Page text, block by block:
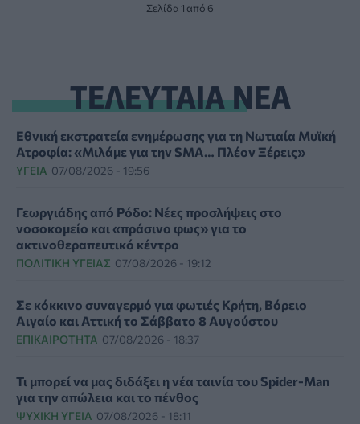
Σελίδα 1 από 6
ΤΕΛΕΥΤΑΙΑ ΝΕΑ
Εθνική εκστρατεία ενημέρωσης για τη Νωτιαία Μυϊκή
Ατροφία: «Μιλάμε για την SMA… Πλέον Ξέρεις»
ΥΓΕΊΑ 07/08/2026 - 19:56
Γεωργιάδης από Ρόδο: Νέες προσλήψεις στο
νοσοκομείο και «πράσινο φως» για το
ακτινοθεραπευτικό κέντρο
ΠΟΛΙΤΙΚΉ ΥΓΕΊΑΣ 07/08/2026 - 19:12
Σε κόκκινο συναγερμό για φωτιές Κρήτη, Βόρειο
Αιγαίο και Αττική το Σάββατο 8 Αυγούστου
ΕΠΙΚΑΙΡΌΤΗΤΑ 07/08/2026 - 18:37
Τι μπορεί να μας διδάξει η νέα ταινία του Spider-Man
για την απώλεια και το πένθος
ΨΥΧΙΚΉ ΥΓΕΊΑ 07/08/2026 - 18:11